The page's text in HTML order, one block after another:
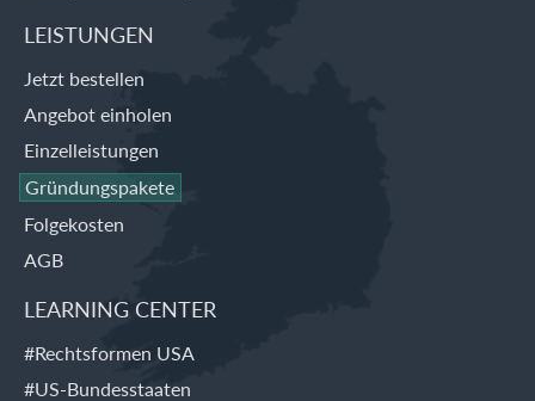
LEISTUNGEN
Jetzt bestellen
Angebot einholen
Einzelleistungen
Gründungspakete
Folgekosten
AGB
LEARNING CENTER
#Rechtsformen USA
#US-Bundesstaaten